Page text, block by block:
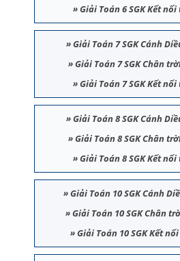
»Giải Toán 6 SGK Kết nối
»Giải Toán 7 SGK Cánh
»Giải Toán 7 SGK Chân
»Giải Toán 7 SGK Kết nối
»Giải Toán 8 SGK Cánh
»Giải Toán 8 SGK Chân
»Giải Toán 8 SGK Kết nối
»Giải Toán 10 SGK Cánh
»Giải Toán 10 SGK Chân
»Giải Toán 10 SGK Kết